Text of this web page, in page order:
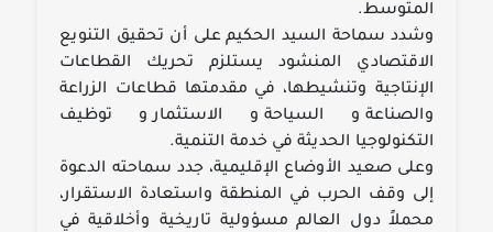
المتوسط.
وشدد سماحة السيد الحكيم على أن تحقيق التنويع
الاقتصادي المنشود يستلزم تحريك القطاعات
الإنتاجية وتنشيطها، في مقدمتها قطاعات الزراعة
والصناعة والسياحة والاستثمار وتوظيف
التكنولوجيا الحديثة في خدمة التنمية.
وعلى صعيد الأوضاع الإقليمية، جدد سماحته الدعوة
إلى وقف الحرب في المنطقة واستعادة الاستقرار،
محملاً دول العالم مسؤولية تاريخية وأخلاقية في